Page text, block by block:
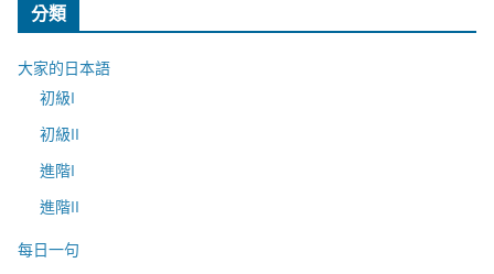
分類
大家的日本語
初級I
初級II
進階I
進階II
每日一句